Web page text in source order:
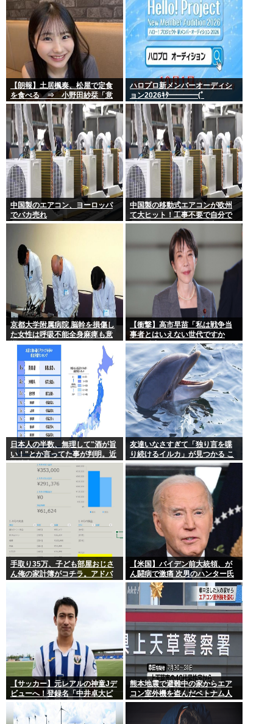
て
【朗報】土居楓奏、松屋で定食
を食べる ⇒ 小野田紗栞「意
外！親近感持った」
ハロプロ新メンバーオーディシ
ョン2026ｷﾀ━━━━(ﾟ
∀ﾟ)━━━━!!
中国製のエアコン、ヨーロッパ
でバカ売れ
中国製の移動式エアコンが欧州
て大ヒット！工事不要で自分で
取り付け可、もうこれで良く
京都大学附属病院 脳幹を損傷し
た女性は呼吸不能全身麻痺も意
識は正常 やったね、たえちゃ
【衝撃】高市早苗「私は戦争当
事者とはいえない世代ですか
ら、反省なんかしておりません
（笑）」河野洋平「私は議員と
違う価値基準だ」
日本人の半数、無理して"酒が旨
い！"とか言ってた事が判明。近
畿地方に関しては6割が下戸
友達いなさすぎて「独り言を喋
り続けるイルカ」が見つかる こ
れぼく
手取り35万、子ども部屋おじさ
ん俺の家計簿がコチラ。アドバ
【米国】バイデン前大統領、が
ん闘病で激痛 次男のハンター氏
「見ていてとてもつらい」
【サッカー】元レアルの神童Jデ
ビューへ！登録名「中井卓大ピ
ピ」日本初挑戦の22歳今治MFが
開幕戦に先発
熊本地震で避難中の家からエア
コン室外機を盗んだベトナム人
を逮捕